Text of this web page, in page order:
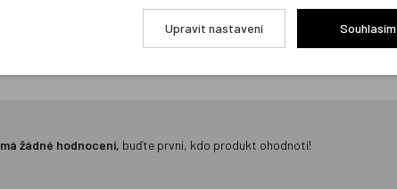
žádné hodnocení, buďte první, kdo produkt ohodnotí!
Upravit nastavení Souhlasím